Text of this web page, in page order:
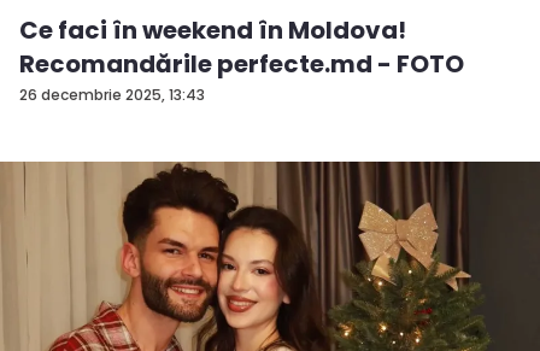
26 decembrie 2025, 13:43
Ce faci în weekend în Moldova!
Recomandările perfecte.md - FOTO